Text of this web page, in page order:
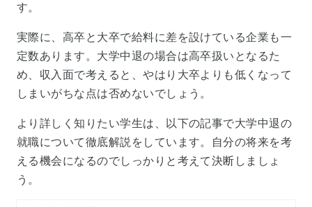
す。
実際に、高卒と大卒で給料に差を設けている企業も一
定数あります。大学中退の場合は高卒扱いとなるた
め、収入面で考えると、やはり大卒よりも低くなって
しまいがちな点は否めないでしょう。
より詳しく知りたい学生は、以下の記事で大学中退の
就職について徹底解説をしています。自分の将来を考
える機会になるのでしっかりと考えて決断しましょ
う。